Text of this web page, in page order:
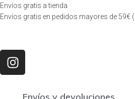
Envíos gratis a tienda
Envíos gratis en pedidos mayores de 59€